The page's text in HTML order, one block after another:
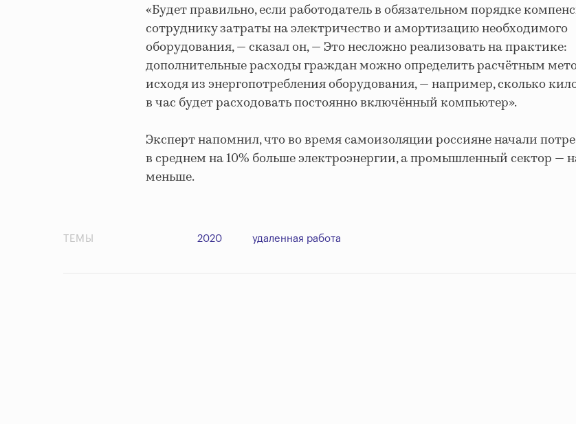
«Будет правильно, если работодатель в обязательном порядке
сотруднику затраты на электричество и амортизацию необходимого
оборудования, — сказал он, — Это несложно реализовать на практике:
дополнительные расходы граждан можно определить расчётным
исходя из энергопотребления оборудования,—например, сколько
в час будет расходовать постоянно включённый компьютер».
Эксперт напомнил, что во время самоизоляции россияне начали
в среднем на 10% больше электроэнергии, а промышленный сектор —
меньше.
ТЕМЫ 2020 удаленная работа